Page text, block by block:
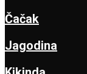
Čačak
Jagodina